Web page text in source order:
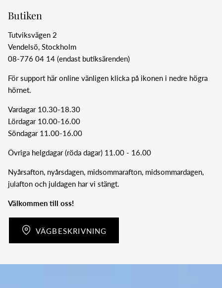
Butiken
Tutviksvägen 2
Vendelsö, Stockholm
08-776 04 14 (endast butiksärenden)
För support här online vänligen klicka på ikonen i nedre högra
hörnet.
Vardagar 10.30-18.30
Lördagar 10.00-16.00
Söndagar 11.00-16.00
Övriga helgdagar (röda dagar) 11.00 - 16.00
Nyårsafton, nyårsdagen, midsommarafton, midsommardagen,
julafton och juldagen har vi stängt.
Välkommen till oss!
VÄGBESKRIVNING